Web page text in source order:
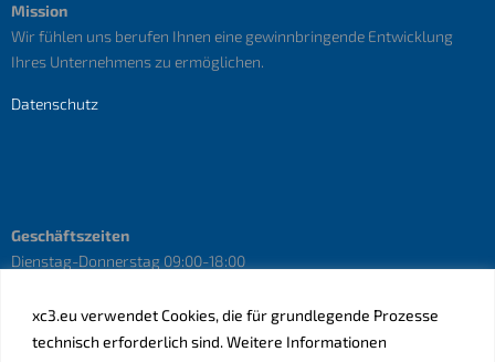
xc3.eu verwendet Cookies, die für grundlegende Prozesse
technisch erforderlich sind. Weitere Informationen
Mission
Wir fühlen uns berufen Ihnen eine gewinnbringende Entwicklung
Ihres Unternehmens zu ermöglichen.
Datenschutz
Geschäftszeiten
Dienstag-Donnerstag 09:00-18:00
Termine nach Vereinbarung
Anfrage